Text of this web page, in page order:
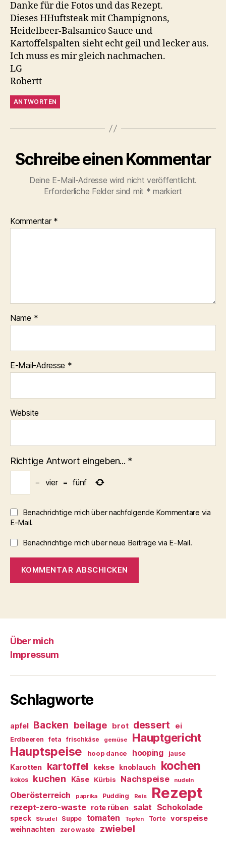
Danke für die Fotos und das Rezept.
Dieses HHuftsteak mit Champignons,
Heidelbeer-Balsamico Sauce und
Kartoffelspalten sieht echt geil und lecker aus.
Ich muss es mir gleich nachmachen.
LG
Robertt
ANTWORTEN
Schreibe einen Kommentar
Deine E-Mail-Adresse wird nicht veröffentlicht.
Erforderliche Felder sind mit * markiert
Kommentar *
Name *
E-Mail-Adresse *
Website
Richtige Antwort eingeben... *
− vier = fünf
Benachrichtige mich über nachfolgende Kommentare via
E-Mail.
Benachrichtige mich über neue Beiträge via E-Mail.
Über mich
Impressum
Schlagworte
apfel Backen beilage brot dessert ei
Erdbeeren feta frischkäse gemüse Hauptgericht
Hauptspeise hoop dance hooping jause
Karotten kartoffel kekse knoblauch kochen
kokos kuchen Käse Kürbis Nachspeise nudeln
Oberösterreich paprika Pudding Reis Rezept
rezept-zero-waste rote rüben salat Schokolade
speck Strudel Suppe tomaten Topfen Torte vorspeise
weihnachten zero waste zwiebel